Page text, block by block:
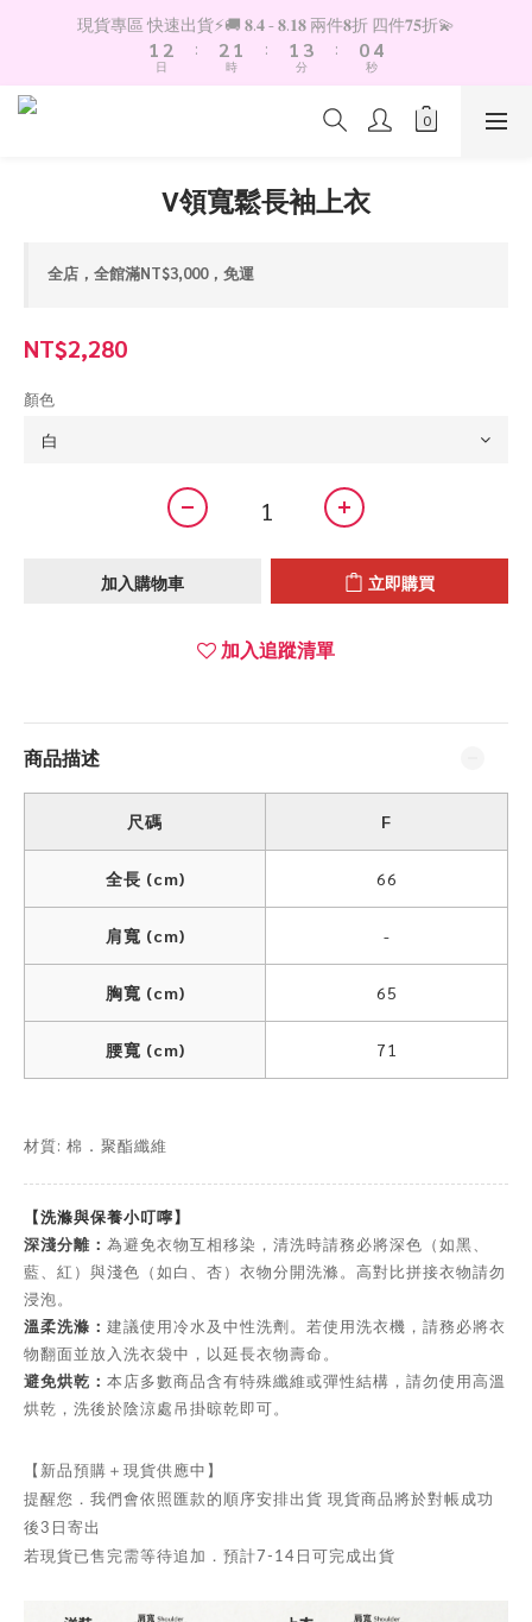
現貨專區 快速出貨⚡️🚚 𝟖.𝟒 - 𝟖.𝟏𝟖 兩件𝟖折 四件𝟕𝟓折💫
2
1
0
3
2
1
日
:
3
2
1
2
1
0
時
:
2
1
0
4
3
2
分
:
1
0
5
4
3
1
秒
V領寬鬆長袖上衣
全店，全館滿NT$3,000，免運
NT$2,280
顏色
加入購物車 立即購買
加入追蹤清單
商品描述
尺碼 F
全長 (cm) 66
肩寬 (cm) -
胸寬 (cm) 65
腰寬 (cm) 71
材質: 棉 ． 聚酯纖維
【洗滌與保養小叮嚀】
深淺分離： 為避免衣物互相移染，清洗時請務必將深色（如黑、
藍、紅）與淺色（如白、杏）衣物分開洗滌。高對比拼接衣物請勿
浸泡。
溫柔洗滌： 建議使用冷水及中性洗劑。若使用洗衣機，請務必將衣
物翻面並放入洗衣袋中，以延長衣物壽命。
避免烘乾： 本店多數商品含有特殊纖維或彈性結構，請勿使用高溫
烘乾，洗後於陰涼處吊掛晾乾即可。
【新品預購＋現貨供應中】
提醒您．我們會依照匯款的順序安排出貨 現貨商品將於對帳成功
後3日寄出
若現貨已售完需等待追加．預計7-14日可完成出貨